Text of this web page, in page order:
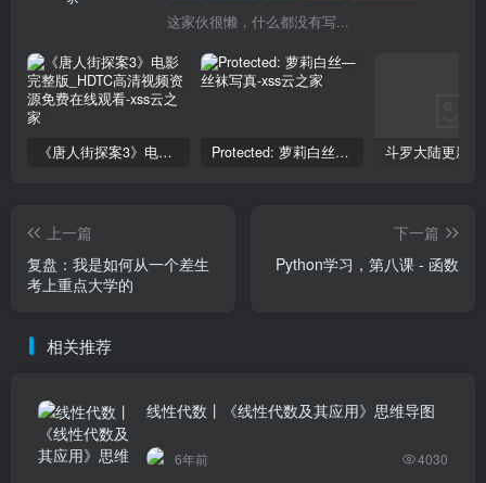
这家伙很懒，什么都没有写...
《唐人街探案3》电影完整版_HDTC高清视频资源免费在线观看 Protected: 萝莉白丝—丝袜写真
上一篇
复盘：我是如何从一个差生
考上重点大学的
下一篇
Python学习，第八课 - 函数
相关推荐
线性代数丨《线性代数及其应用》思维导图
6年前 4030